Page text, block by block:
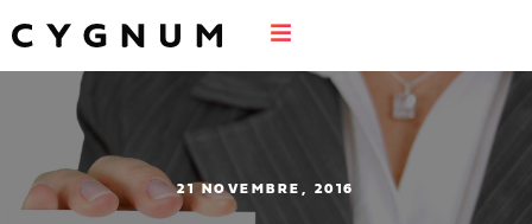
21 NOVEMBRE, 2016